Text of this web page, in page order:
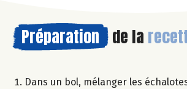
Préparation de la
Dans un bol, mélanger les